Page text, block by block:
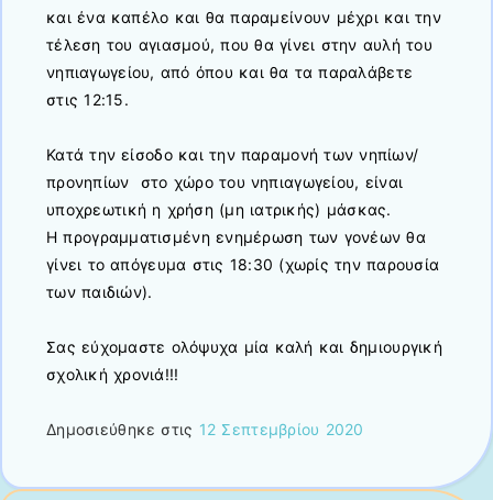
και ένα καπέλο και θα παραμείνουν μέχρι και την
τέλεση του αγιασμού, που θα γίνει στην αυλή του
νηπιαγωγείου, από όπου και θα τα παραλάβετε
στις 12:15.
Κατά την είσοδο και την παραμονή των νηπίων/
προνηπίων στο χώρο του νηπιαγωγείου, είναι
υποχρεωτική η χρήση (μη ιατρικής) μάσκας.
Η προγραμματισμένη ενημέρωση των γονέων θα
γίνει το απόγευμα στις 18:30 (χωρίς την παρουσία
των παιδιών).
Σας εύχομαστε ολόψυχα μία καλή και δημιουργική
σχολική χρονιά!!!
Δημοσιεύθηκε στις 12 Σεπτεμβρίου 2020